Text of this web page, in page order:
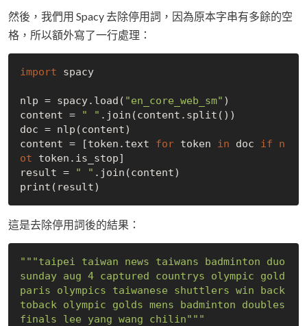
然後，我們用 Spacy 去除停用詞，因為原本字串有多餘的空
格，所以額外寫了一行處理：
import spacy
nlp = spacy.load( "en_core_web_sm" )
content =
" " .join(content.split())
doc = nlp(content)
content = [token.text for token in doc if
n
ot token.is_stop]
result =
" " .join(content)
這是去除停用詞後的結果：
"""taipei taiwan news taiwans badminton duo
sunday aug 4 captured countrys olympic gold
paris olympics taiwanese shuttlers win back
toback olympic golds mens badminton doubles
finals lee yang wang chilin"""